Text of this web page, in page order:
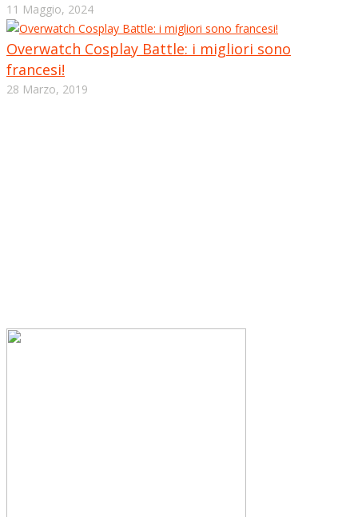
11 Maggio, 2024
Overwatch Cosplay Battle: i migliori sono
francesi!
28 Marzo, 2019